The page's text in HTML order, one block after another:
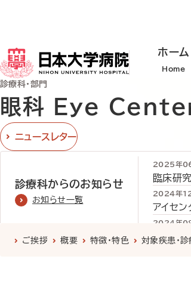
ホーム
Home
診療科・部門
眼科 Eye
ニュースレター
診療科からのお知らせ
2025年
臨床研
2024年
アイセ
2024年
令和６
お知らせ一覧
診療科について
ご挨拶 概要 特徴・特色 対象疾患・